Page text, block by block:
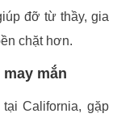
đỡ từ thầy, gia
chặt hơn.
mắn
California, gặp